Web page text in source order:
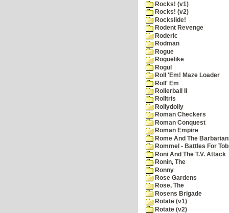
Rocks! (v1)
Rocks! (v2)
Rockslide!
Rodent Revenge
Roderic
Rodman
Rogue
Roguelike
Rogul
Roll 'Em! Maze Loader
Roll' Em
Rollerball II
Rolltris
Rollydolly
Roman Checkers
Roman Conquest
Roman Empire
Rome And The
Rommel - Battles For
Roni And The T.V. Attack
Ronin, The
Ronny
Rose Gardens
Rose, The
Rosens Brigade
Rotate (v1)
Rotate (v2)